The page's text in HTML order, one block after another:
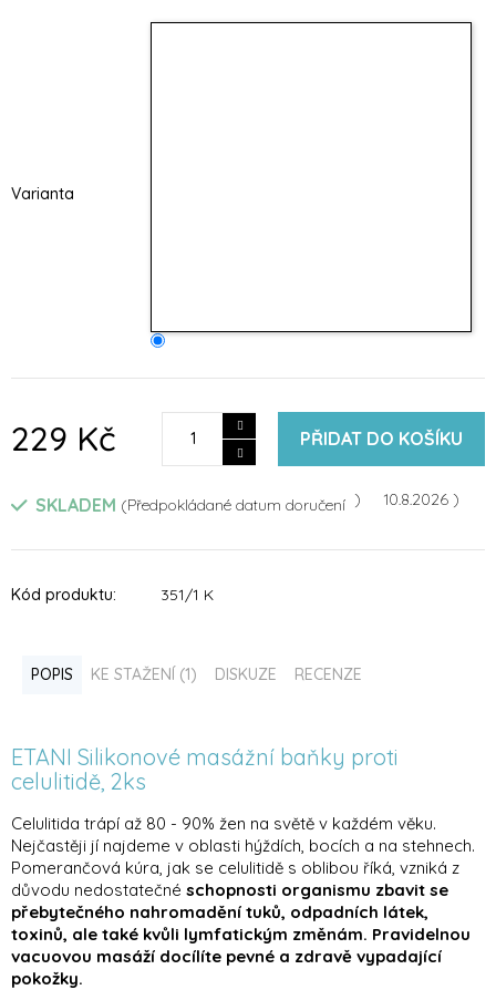
229 Kč PŘIDAT DO KOŠÍKU
SKLADEM 10.8.2026
Varianta
Kód produktu: 351/1 K
POPIS KE STAŽENÍ (1) DISKUZE RECENZE
ETANI Silikonové masážní baňky proti
celulitidě, 2ks
Celulitida trápí až 80 - 90% žen na světě v každém věku.
Nejčastěji jí najdeme v oblasti hýždích, bocích a na stehnech.
Pomerančová kúra, jak se celulitidě s oblibou říká, vzniká z
důvodu nedostatečné schopnosti organismu zbavit se
přebytečného nahromadění tuků, odpadních látek,
toxinů, ale také kvůli lymfatickým změnám. Pravidelnou
vacuovou masáží docílíte pevné a zdravě vypadající
pokožky.